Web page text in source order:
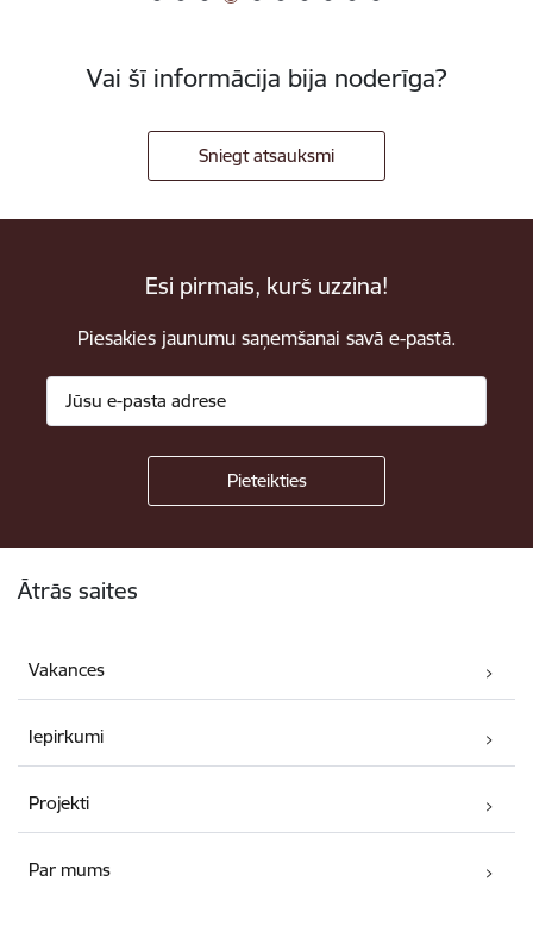
Vai šī informācija bija noderīga?
Sniegt atsauksmi
Esi pirmais, kurš uzzina!
Piesakies jaunumu saņemšanai savā e-pastā.
Ātrās saites
Vakances
Iepirkumi
Projekti
Par mums